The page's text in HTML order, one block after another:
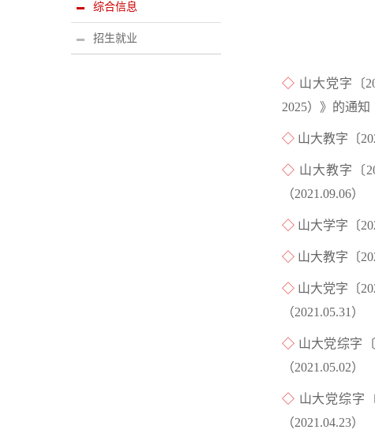
综合信息
招生就业
◇ 山大党字〔
2025）》的通知
◇ 山大教字〔
◇ 山大教字〔
（2021.09.06）
◇ 山大学字〔
◇ 山大教字〔
◇ 山大党字〔
（2021.05.31）
◇ 山大党综字
（2021.05.02）
◇ 山大党综字
（2021.04.23）